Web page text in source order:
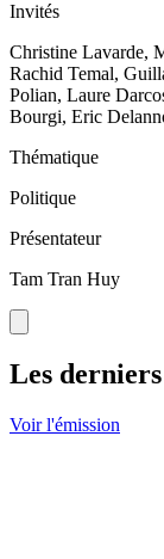
Invités
Christine Lavarde,
Rachid Temal,
Polian, Laure
Bourgi, Eric
Thématique
Politique
Présentateur
Tam Tran Huy
Les derniers
Voir l'émission